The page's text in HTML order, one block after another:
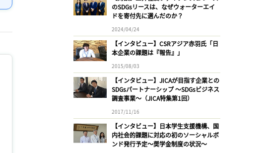
のSDGsリースは、なぜウォーターエイ
ドを寄付先に選んだのか？
2024/04/24
【インタビュー】CSRアジア赤羽氏「日
本企業の課題は『報告』」
2015/08/03
【インタビュー】JICAが目指す企業との
SDGsパートナーシップ 〜SDGsビジネス
調査事業〜（JICA特集第1回）
2017/11/16
【インタビュー】日本学生支援機構、国
内社会的課題に対応の初のソーシャルボ
ンド発行予定〜奨学金制度の状況〜